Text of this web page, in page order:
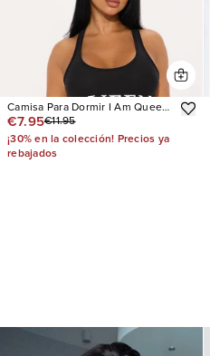
Camisa Para Dormir I Am Queen
PJ
€7.95€11.95
¡30% en la colección! Precios ya
rebajados